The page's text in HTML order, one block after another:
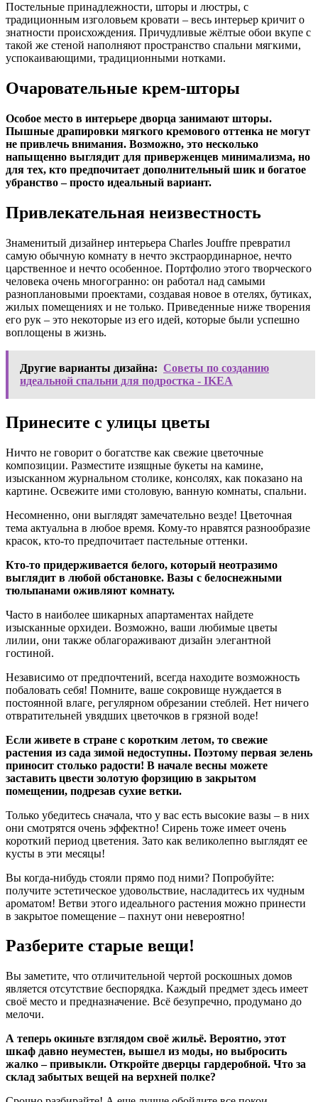
Постельные принадлежности, шторы и люстры, с
традиционным изголовьем кровати – весь интерьер кричит о
знатности происхождения. Причудливые жёлтые обои вкупе с
такой же стеной наполняют пространство спальни мягкими,
успокаивающими, традиционными нотками.
Очаровательные крем-шторы
Особое место в интерьере дворца занимают шторы.
Пышные драпировки мягкого кремового оттенка не могут
не привлечь внимания. Возможно, это несколько
напыщенно выглядит для приверженцев минимализма, но
для тех, кто предпочитает дополнительный шик и богатое
убранство – просто идеальный вариант.
Привлекательная неизвестность
Знаменитый дизайнер интерьера Charles Jouffre превратил
самую обычную комнату в нечто экстраординарное, нечто
царственное и нечто особенное. Портфолио этого творческого
человека очень многогранно: он работал над самыми
разноплановыми проектами, создавая новое в отелях, бутиках,
жилых помещениях и не только. Приведенные ниже творения
его рук – это некоторые из его идей, которые были успешно
воплощены в жизнь.
Другие варианты дизайна: Советы по созданию
идеальной спальни для подростка - IKEA
Принесите с улицы цветы
Ничто не говорит о богатстве как свежие цветочные
композиции. Разместите изящные букеты на камине,
изысканном журнальном столике, консолях, как показано на
картине. Освежите ими столовую, ванную комнаты, спальни.
Несомненно, они выглядят замечательно везде! Цветочная
тема актуальна в любое время. Кому-то нравятся разнообразие
красок, кто-то предпочитает пастельные оттенки.
Кто-то придерживается белого, который неотразимо
выглядит в любой обстановке. Вазы с белоснежными
тюльпанами оживляют комнату.
Часто в наиболее шикарных апартаментах найдете
изысканные орхидеи. Возможно, ваши любимые цветы
лилии, они также облагораживают дизайн элегантной
гостиной.
Независимо от предпочтений, всегда находите возможность
побаловать себя! Помните, ваше сокровище нуждается в
постоянной влаге, регулярном обрезании стеблей. Нет ничего
отвратительней увядших цветочков в грязной воде!
Если живете в стране с коротким летом, то свежие
растения из сада зимой недоступны. Поэтому первая зелень
приносит столько радости! В начале весны можете
заставить цвести золотую форзицию в закрытом
помещении, подрезав сухие ветки.
Только убедитесь сначала, что у вас есть высокие вазы – в них
они смотрятся очень эффектно! Сирень тоже имеет очень
короткий период цветения. Зато как великолепно выглядят ее
кусты в эти месяцы!
Вы когда-нибудь стояли прямо под ними? Попробуйте:
получите эстетическое удовольствие, насладитесь их чудным
ароматом! Ветви этого идеального растения можно принести
в закрытое помещение – пахнут они невероятно!
Разберите старые вещи!
Вы заметите, что отличительной чертой роскошных домов
является отсутствие беспорядка. Каждый предмет здесь имеет
своё место и предназначение. Всё безупречно, продумано до
мелочи.
А теперь окиньте взглядом своё жильё. Вероятно, этот
шкаф давно неуместен, вышел из моды, но выбросить
жалко – привыкли. Откройте дверцы гардеробной. Что за
склад забытых вещей на верхней полке?